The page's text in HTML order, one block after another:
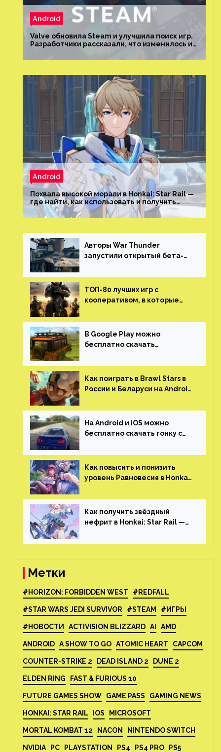
Android
Valve обновила Steam и улучшила поиск игр.
Разработчики рассказали, что изменилось и
Android
Похвала высокой морали в Honkai: Star Rail —
где найти, как использовать и получить
скрытые достижения
Авторы War Thunder
запустили открытый бета-
трейлер и скриншоты
ТОП-80 лучших игр с
кооперативом, в которые
(никаких MMO)
В Google Play можно
бесплатно скачать
открытым миром, прокачкой,
гонками и тюнингом машины
Как поиграть в Brawl Stars в
России и Беларуси на Android
На Android и iOS можно
бесплатно скачать гонку с
который больше, чем в
Skyrim и GTA: San Andreas
Как повысить и понизить
уровень Равновесия в Honkai:
Как получить звёздный
нефрит в Honkai: Star Rail —
Метки
#HORIZON: FORBIDDEN WEST #REDFALL
#STAR WARS JEDI SURVIVOR #STEAM #ИГРЫ
#НОВОСТИ ACTIVISION BLIZZARD AI AMD
ANDROID A SHOW TO GO ATOMIC HEART CAPCOM
COUNTER-STRIKE 2 DEAD ISLAND 2 DUNE 2
ELDEN RING FAST & FURIOUS 10
FUTURE GAMES SHOW GAME PASS GAMING NEWS
HONKAI: STAR RAIL IOS MICROSOFT
MORTAL KOMBAT 12 NACON NINTENDO SWITCH
NVIDIA PC PLAYSTATION PS4 PS4 PRO PS5